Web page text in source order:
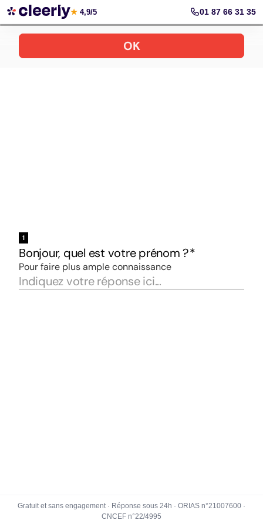
Votre simulation gratuite et personnalisée
★ 4,9/5 01 87 66 31 35
Gratuit et sans engagement · Réponse sous 24h · ORIAS n°21007600 ·
CNCEF n°22/4995